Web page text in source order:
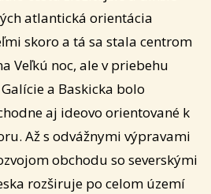
atlantická orientácia
skoro a tá sa stala centrom
Veľkú noc, ale v priebehu
a Baskicka bolo
aj ideovo orientované k
Až s odvážnymi výpravami
obchodu so severskými
rozširuje po celom území